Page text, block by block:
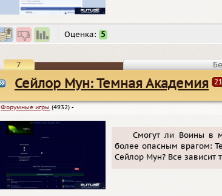
Оценка: 5
7
Сейлор Мун: Темная Академия 21
Форумные игры (4932) ▪
Смогут ли Воины в
более опасным врагом:
Сейлор Мун? Все зависит